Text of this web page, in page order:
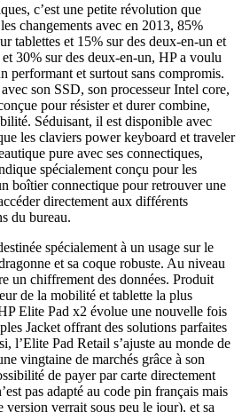
c’est une petite révolution que
changements avec en 2013, 85%
tablettes et 15% sur des deux-en-un et
30% sur des deux-en-un, HP a voulu
performant et surtout sans compromis.
son SSD, son processeur Intel core,
pour résister et durer combine,
Séduisant, il est disponible avec
les claviers power keyboard et traveler
pure avec ses connectiques,
spécialement conçu pour les
boîtier connectique pour retrouver une
directement aux différents
du bureau.
spécialement à un usage sur le
et sa coque robuste. Au niveau
un chiffrement des données. Produit
de la mobilité et tablette la plus
Elite Pad x2 évolue une nouvelle fois
Jacket offrant des solutions parfaites
l’Elite Pad Retail s’ajuste au monde de
vingtaine de marchés grâce à son
de payer par carte directement
pas adapté au code pin français mais
version verrait sous peu le jour), et sa